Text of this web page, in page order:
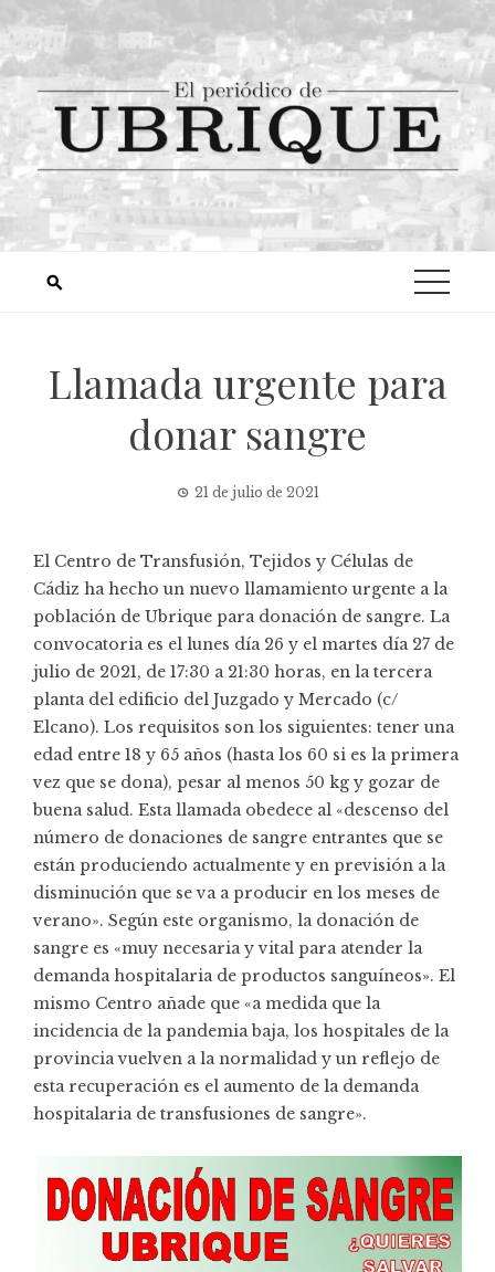
Llamada urgente para
donar sangre
21 de julio de 2021
El Centro de Transfusión, Tejidos y Células de
Cádiz ha hecho un nuevo llamamiento urgente a la
población de Ubrique para donación de sangre. La
convocatoria es el lunes día 26 y el martes día 27 de
julio de 2021, de 17:30 a 21:30 horas, en la tercera
planta del edificio del Juzgado y Mercado (c/
Elcano). Los requisitos son los siguientes: tener una
edad entre 18 y 65 años (hasta los 60 si es la primera
vez que se dona), pesar al menos 50 kg y gozar de
buena salud. Esta llamada obedece al «descenso del
número de donaciones de sangre entrantes que se
están produciendo actualmente y en previsión a la
disminución que se va a producir en los meses de
verano». Según este organismo, la donación de
sangre es «muy necesaria y vital para atender la
demanda hospitalaria de productos sanguíneos». El
mismo Centro añade que «a medida que la
incidencia de la pandemia baja, los hospitales de la
provincia vuelven a la normalidad y un reflejo de
esta recuperación es el aumento de la demanda
hospitalaria de transfusiones de sangre».